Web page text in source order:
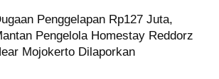
Penggelapan Rp127 Juta,
Pengelola Homestay Reddorz
Mojokerto Dilaporkan